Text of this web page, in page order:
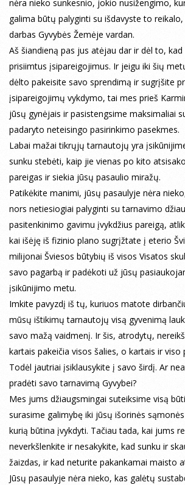
nėra nieko sunkesnio, jokio nusižengimo,
galima būtų palyginti su išdavyste to
darbas Gyvybės Žemėje vardan.
Aš šiandieną pas jus atėjau dar ir dėl to,
prisiimtus įsipareigojimus. Ir jeigu iki šių
dėlto pakeisite savo sprendimą ir sugrįšite
įsipareigojimų vykdymo, tai mes prieš
jūsų gynėjais ir pasistengsime maksimaliai
padaryto neteisingo pasirinkimo pasekmes.
Labai mažai tikrųjų tarnautojų yra
sunku stebėti, kaip jie vienas po kito
pareigas ir siekia jūsų pasaulio miražų.
Patikėkite manimi, jūsų pasaulyje nėra
nors netiesiogiai palyginti su tarnavimo
pasitenkinimo gavimu įvykdžius pareigą,
kai išėję iš fizinio plano sugrįžtate į eterio
milijonai Šviesos būtybių iš visos Visatos
savo pagarbą ir padėkoti už jūsų
įsikūnijimo metu.
Imkite pavyzdį iš tų, kuriuos matote
mūsų ištikimų tarnautojų visą gyvenimą
savo mažą vaidmenį. Ir šis, atrodytų,
kartais pakeičia visos šalies, o kartais ir viso
Todėl jautriai įsiklausykite į savo širdį. Ar
pradėti savo tarnavimą Gyvybei?
Mes jums džiaugsmingai suteiksime visą
surasime galimybę iki jūsų išorinės
kurią būtina įvykdyti. Tačiau tada, kai jums
neverkšlenkite ir nesakykite, kad sunku ir
žaizdas, ir kad neturite pakankamai maisto
Jūsų pasaulyje nėra nieko, kas galėtų